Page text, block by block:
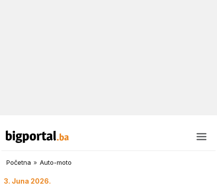
Početna » Auto-moto
3. Juna 2026.